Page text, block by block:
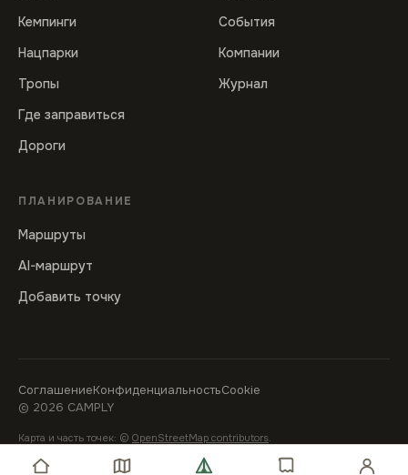
Кемпинги
Нацпарки
Тропы
Где заправиться
Дороги
События
Компании
Журнал
ПЛАНИРОВАНИЕ
Маршруты
AI-маршрут
Добавить точку
СоглашениеКонфиденциальностьCookie
© 2026 CAMPLY
Карта и часть точек: © OpenStreetMap contributors